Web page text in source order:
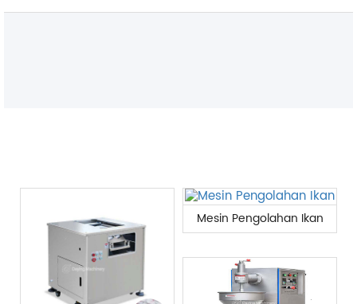
Mesin Pengolahan Ikan